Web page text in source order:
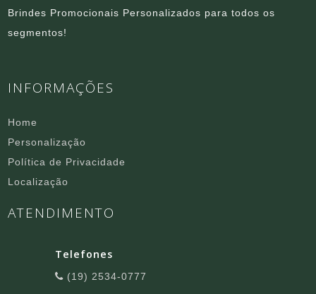
Brindes Promocionais Personalizados para todos os
segmentos!
INFORMAÇÕES
Home
Personalização
Política de Privacidade
Localização
ATENDIMENTO
Telefones
(19) 2534-0777